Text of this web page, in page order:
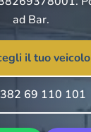
ad Bar.
il tuo veicolo
69 110 101